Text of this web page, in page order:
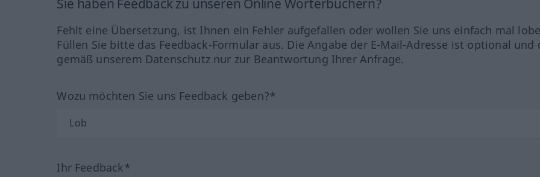
Sie haben Feedback zu unseren Online Wörterbüchern?
Fehlt eine Übersetzung, ist Ihnen ein Fehler aufgefallen oder wollen Sie uns einfach mal
Füllen Sie bitte das Feedback-Formular aus. Die Angabe der E-Mail-Adresse ist optional und
gemäß unserem Datenschutz nur zur Beantwortung Ihrer Anfrage.
Wozu möchten Sie uns Feedback geben?*
Ihr Feedback*